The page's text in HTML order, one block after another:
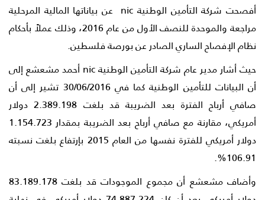
أفصحت شركة التأمين الوطنية nic عن بياناتها المالية المرحلية
مراجعة والموحدة للنصف الأول من عام 2016، وذلك عملاً بأحكام
نظام الإفصاح الساري الصادر عن بورصة فلسطين.
حيث أشار مدير عام شركة التأمين الوطنية nic أحمد مشعشع إلى
أن البيانات للتأمين الوطنية كما في 30/06/2016 تشير إلى أن
صافي أرباح الفترة بعد الضريبة قد بلغت 2.389.198 دولار
أمريكي، مقارنة مع صافي أرباح بعد الضريبة بمقدار 1.154.723
دولار أمريكي للفترة نفسها من العام 2015 بإرتفاع بلغت نسبته
106.91%.
وأضاف مشعشع أن مجموع الموجودات قد بلغت 83.189.178